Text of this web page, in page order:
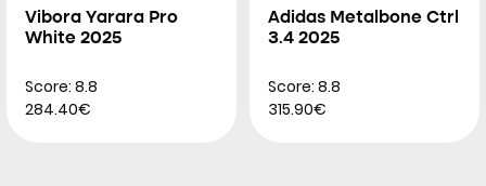
Vibora Yarara Pro
White 2025
Score: 8.8
284.40€
Adidas Metalbone Ctrl
3.4 2025
Score: 8.8
315.90€